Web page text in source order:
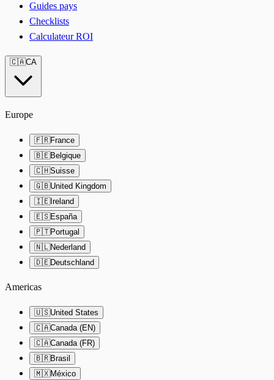
Guides pays
Checklists
Calculateur ROI
🇨🇦CA
Europe
🇫🇷France
🇧🇪Belgique
🇨🇭Suisse
🇬🇧United Kingdom
🇮🇪Ireland
🇪🇸España
🇵🇹Portugal
🇳🇱Nederland
🇩🇪Deutschland
Americas
🇺🇸United States
🇨🇦Canada (EN)
🇨🇦Canada (FR)
🇧🇷Brasil
🇲🇽México